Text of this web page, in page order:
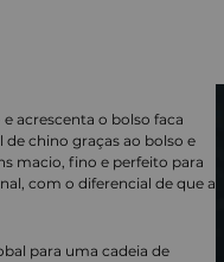
acrescenta o bolso faca
chino graças ao bolso e
macio, fino e perfeito para
com o diferencial de que a
para uma cadeia de